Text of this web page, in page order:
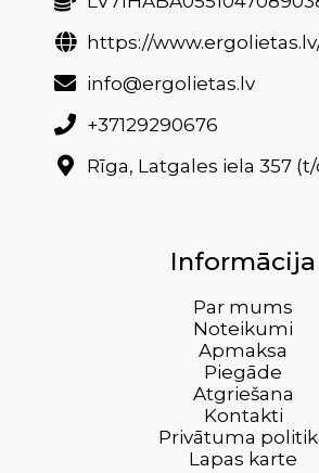
https://
info@ergolietas.lv
+37129290676
Rīga, Latgales iela 357 (t/
Informācija
Par mums
Noteikumi
Apmaksa
Piegāde
Atgriešana
Kontakti
Privātuma
Lapas karte